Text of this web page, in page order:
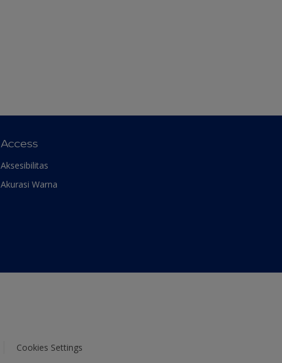
Access
Aksesibilitas
Akurasi Warna
Cookies Settings